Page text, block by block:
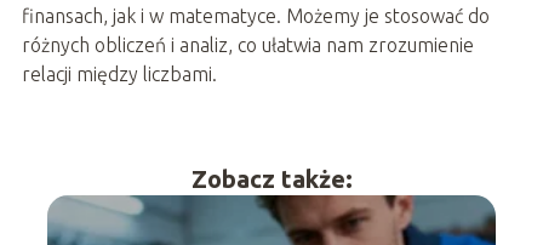
finansach, jak i w matematyce. Możemy je stosować do
różnych obliczeń i analiz, co ułatwia nam zrozumienie
relacji między liczbami.
Zobacz także: